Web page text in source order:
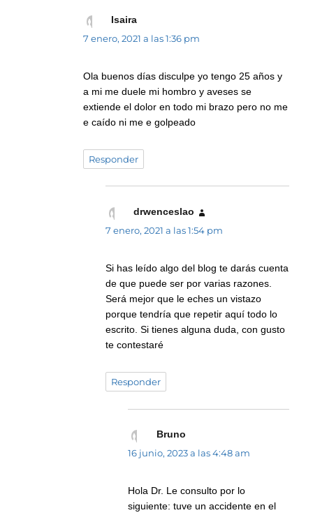
Isaira
7 enero, 2021 a las 1:36 pm
Ola buenos días disculpe yo tengo 25 años y
a mi me duele mi hombro y aveses se
extiende el dolor en todo mi brazo pero no me
e caído ni me e golpeado
Responder
drwenceslao
7 enero, 2021 a las 1:54 pm
Si has leído algo del blog te darás cuenta
de que puede ser por varias razones.
Será mejor que le eches un vistazo
porque tendría que repetir aquí todo lo
escrito. Si tienes alguna duda, con gusto
te contestaré
Responder
Bruno
16 junio, 2023 a las 4:48 am
Hola Dr. Le consulto por lo
siguiente: tuve un accidente en el